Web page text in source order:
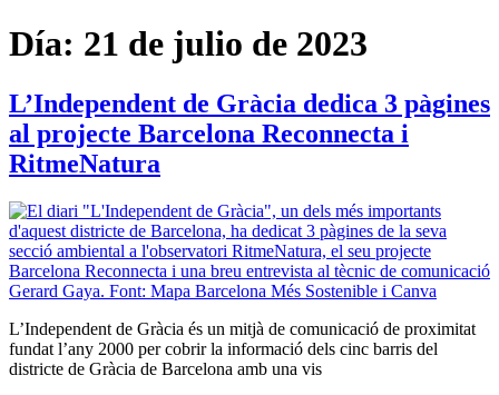
Día: 21 de julio de 2023
L’Independent de Gràcia dedica 3 pàgines
al projecte Barcelona Reconnecta i
RitmeNatura
L’Independent de Gràcia és un mitjà de comunicació de proximitat
fundat l’any 2000 per cobrir la informació dels cinc barris del
districte de Gràcia de Barcelona amb una vis